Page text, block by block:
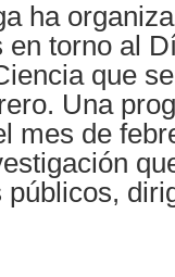
ha
torno al
que
Una
mes de